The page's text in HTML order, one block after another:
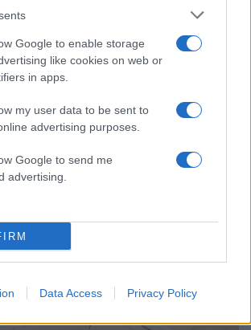
Google to enable storage
like cookies on web or
in apps.
my user data to be sent to
advertising purposes.
Google to send me
advertising.
Data Access Privacy Policy
πόσο δίκιο είχαμε
να αποπέμψει ο Μητσοτάκης